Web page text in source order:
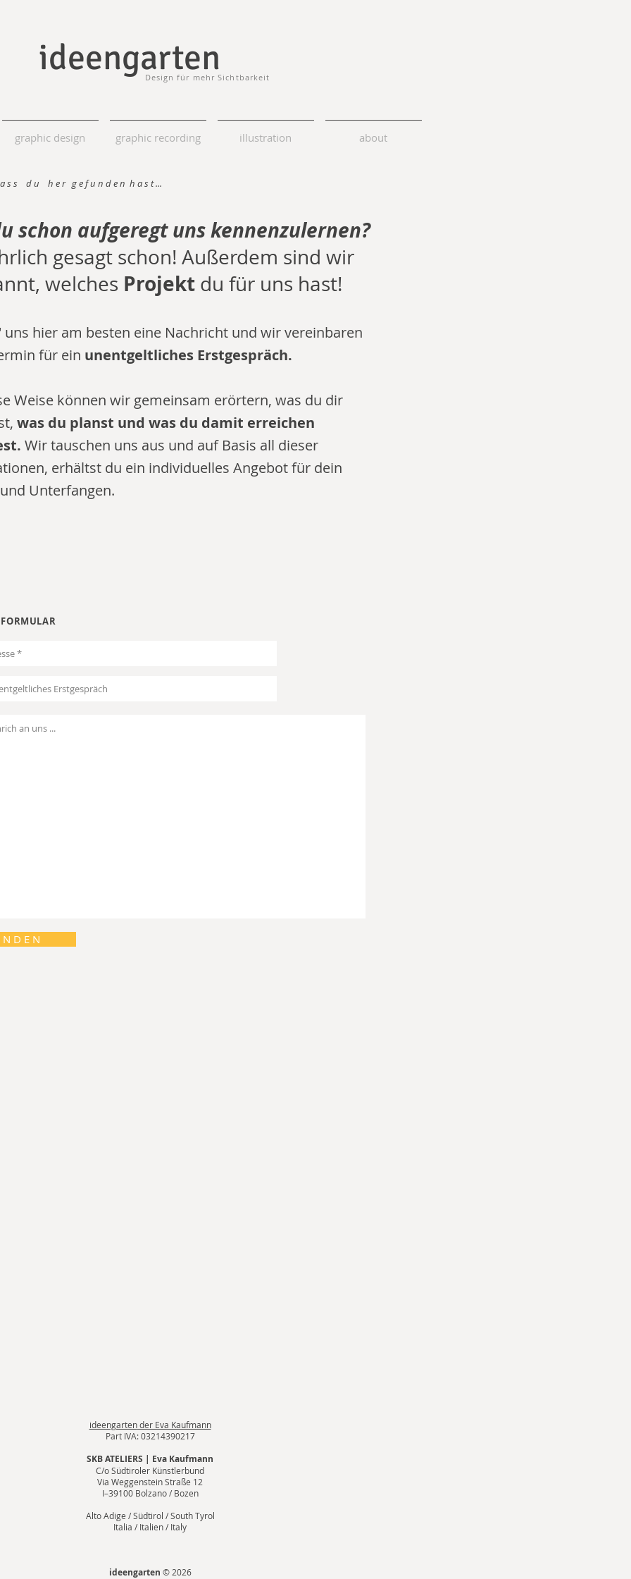
ideengarten
Design für mehr Sichtbarkeit
graphic design graphic recording illustration about
s s d u h e r g e f u n d e n h a s t ...
schon aufgeregt unskennenzulernen?
gesagt schon! Außerdem sind wir
welches Projekt du für uns hast!
uns hier am besten eine Nachricht und wir vereinbaren
für ein unentgeltliches Erstgespräch.
Weise können wir gemeinsam erörtern, was du dir
was du planst und was du damit erreichen
Wir tauschen uns aus und auf Basis all dieser
erhältst du ein individuelles Angebot für dein
Unterfangen.
N D E N
ideengartender Eva Kaufmann
Part IVA: 03214390217
SKB ATELIERS | Eva Kaufmann
C/o Südtiroler Künstlerbund
Via Weggenstein Straße 12
I–39100 Bolzano / Bozen
Alto Adige / Südtirol / South Tyrol
Italia / Italien / Italy
ideengarten © 2026